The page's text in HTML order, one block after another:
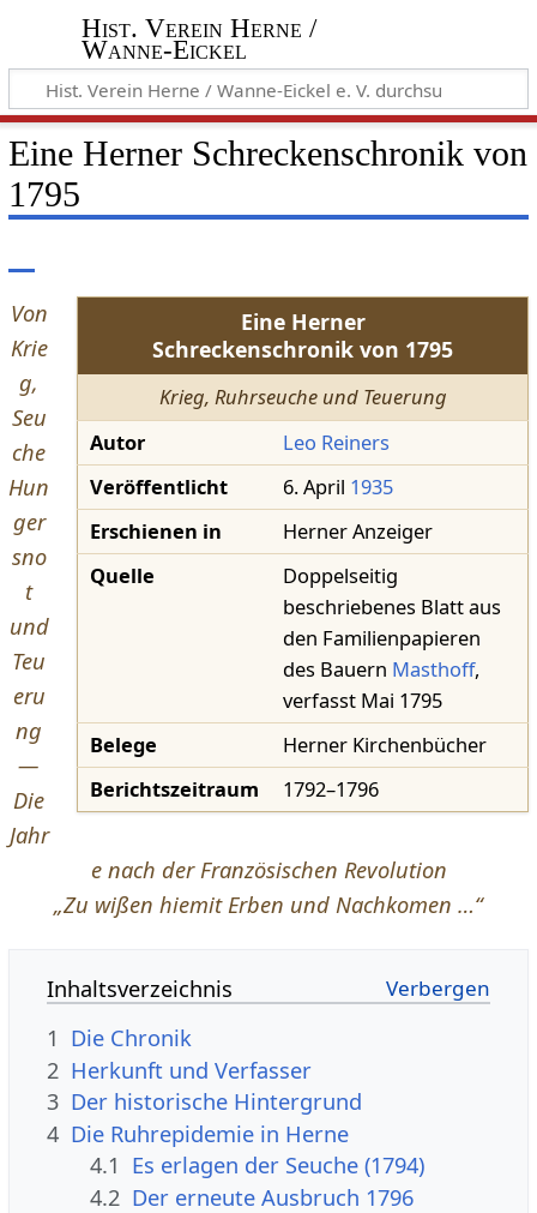
Hist. Verein Herne /
Wanne-Eickel
Eine Herner Schreckenschronik von
1795
Eine Herner
Schreckenschronik von 1795
Krieg, Ruhrseuche und Teuerung
Autor
Leo Reiners
Veröffentlicht
6. April 1935
Erschienen in
Herner Anzeiger
Quelle
Doppelseitig
beschriebenes Blatt aus
den Familienpapieren
des Bauern Masthoff,
verfasst Mai 1795
Belege
Herner Kirchenbücher
Berichtszeitraum
1792–1796
Von
Krie
g,
Seu
che
Hun
ger
sno
t
und
Teu
eru
ng
—
Die
Jahr
e nach der Französischen Revolution
„Zu wißen hiemit Erben und Nachkomen …“
Inhaltsverzeichnis
1 Die Chronik
2 Herkunft und Verfasser
3 Der historische Hintergrund
4 Die Ruhrepidemie in Herne
4.1 Es erlagen der Seuche (1794)
4.2 Der erneute Ausbruch 1796